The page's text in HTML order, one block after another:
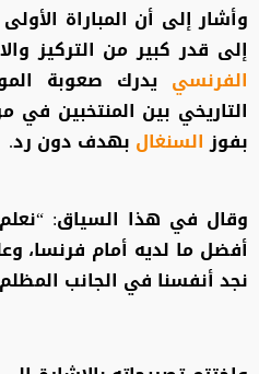
وأشار إلى أن المباراة
إلى قدر كبير من التركيز
الفرنسي يدرك صعوبة
بفوزالسنغال بهدف دون رد.
وقال في هذا السياق:
أفضل ما لديه أمام فرنسا،
نجد أنفسنا في الجانب المظلم